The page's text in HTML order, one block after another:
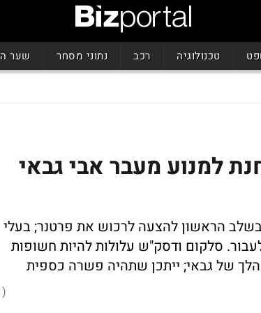
טכנולוגיה רכב נתוני מסחר שער
למנוע מעבר אבי גבאי
הראשון להצעה לרכוש את פרטנר; בעלי
סלקום ודסק"ש עלולות להיות חשופות
של גבאי; ייתכן שתהיה פשרה כספית
(21)